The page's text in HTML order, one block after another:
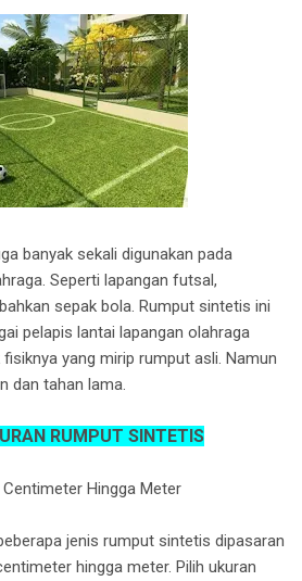
banyak sekali digunakan pada
Seperti lapangan futsal,
sepak bola. Rumput sintetis ini
pelapis lantai lapangan olahraga
yang mirip rumput asli. Namun
dan tahan lama.
RUMPUT SINTETIS
Hingga Meter
jenis rumput sintetis dipasaran
hingga meter. Pilih ukuran